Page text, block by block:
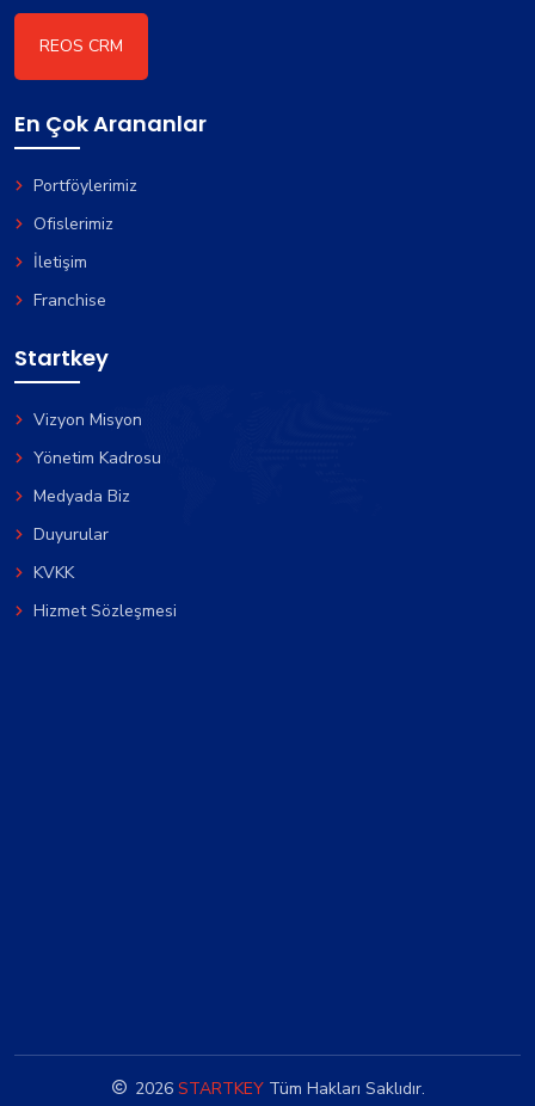
REOS CRM
En Çok Arananlar
Portföylerimiz
Ofislerimiz
İletişim
Franchise
Startkey
Vizyon Misyon
Yönetim Kadrosu
Medyada Biz
Duyurular
KVKK
Hizmet Sözleşmesi
2026STARTKEYTüm Hakları Saklıdır.